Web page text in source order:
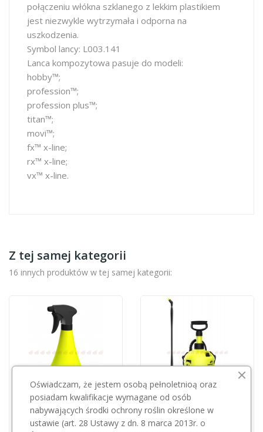
połączeniu włókna szklanego z lekkim plastikiem
jest niezwykle wytrzymała i odporna na
uszkodzenia.
Symbol lancy: L003.141
Lanca kompozytowa pasuje do modeli:
hobby™;
profession­™;
profession plus™;
titan™;
movi™;
fx™ x-line;
rx™ x-line;
vx™ x-line.
Z tej samej kategorii
16 innych produktów w tej samej kategorii:
MAROLEX
Przepraszamy, ten produkt
jest niedostępny.
Oświadczam, że jestem osobą pełnoletnioą oraz
posiadam kwalifikacje wymagane od osób
nabywających środki ochrony roślin określone w
ustawie (art. 28 Ustawy z dn. 8 marca 2013r. o